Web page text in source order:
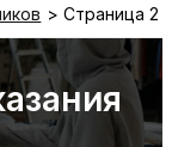
Страница 2